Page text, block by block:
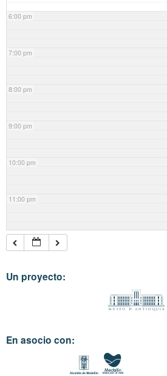
6:00 pm
7:00 pm
8:00 pm
9:00 pm
10:00 pm
11:00 pm
Un proyecto:
En asocio con: